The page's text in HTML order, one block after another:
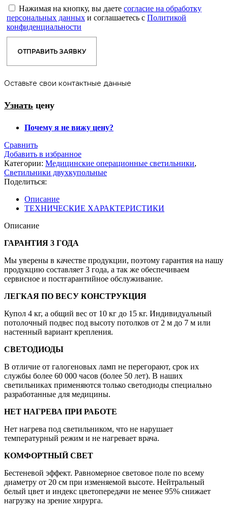
Нажимая на кнопку, вы даете согласие на обработку
персональных данных и соглашаетесь с Политикой
конфиденциальности
ОТПРАВИТЬ ЗАЯВКУ
Оставьте свои контактные данные
Узнать цену
Почему я не вижу цену?
Сравнить
Добавить в избранное
Категории: Медицинские операционные светильники,
Светильники двухкупольные
Поделиться:
Описание
ТЕХНИЧЕСКИЕ ХАРАКТЕРИСТИКИ
Описание
ГАРАНТИЯ 3 ГОДА
Мы уверены в качестве продукции, поэтому гарантия на нашу
продукцию составляет 3 года, а так же обеспечиваем
сервисное и постгарантийное обслуживание.
ЛЕГКАЯ ПО ВЕСУ КОНСТРУКЦИЯ
Купол 4 кг, а общий вес от 10 кг до 15 кг. Индивидуальный
потолочный подвес под высоту потолков от 2 м до 7 м или
настенный вариант крепления.
СВЕТОДИОДЫ
В отличие от галогеновых ламп не перегорают, срок их
службы более 60 000 часов (более 50 лет). В наших
светильниках применяются только светодиоды специально
разработанные для медицины.
НЕТ НАГРЕВА ПРИ РАБОТЕ
Нет нагрева под светильником, что не нарушает
температурный режим и не нагревает врача.
КОМФОРТНЫЙ СВЕТ
Бестеневой эффект. Равномерное световое поле по всему
диаметру от 20 см при изменяемой высоте. Нейтральный
белый цвет и индекс цветопередачи не менее 95% снижает
нагрузку на зрение хирурга.